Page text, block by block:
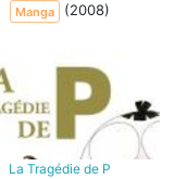
Manga (2008)
La Tragédie de P